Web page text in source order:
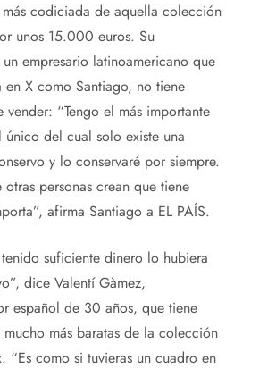
codiciada de aquella colección
unos 15.000 euros. Su
empresario latinoamericano que
en X como Santiago, no tiene
vender: “Tengo el más importante
del cual solo existe una
y lo conservaré por siempre.
personas crean que tiene
afirma Santiago a EL PAÍS.
suficiente dinero lo hubiera
dice Valentí Gàmez,
español de 30 años, que tiene
mucho más baratas de la colección
“Es como si tuvieras un cuadro en